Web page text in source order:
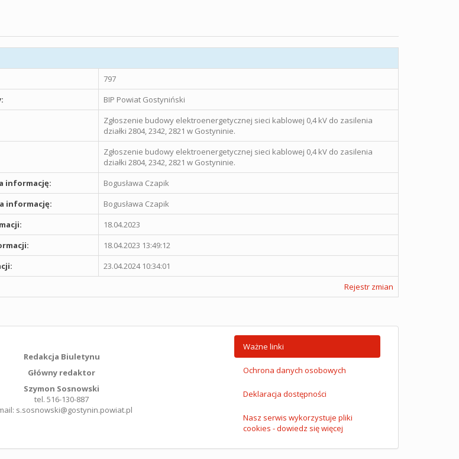
797
BIP Powiat Gostyniński
Zgłoszenie budowy elektroenergetycznej sieci kablowej 0,4 kV do zasilenia
działki 2804, 2342, 2821 w Gostyninie.
Zgłoszenie budowy elektroenergetycznej sieci kablowej 0,4 kV do zasilenia
działki 2804, 2342, 2821 w Gostyninie.
informację:
Bogusława Czapik
informację:
Bogusława Czapik
18.04.2023
18.04.2023 13:49:12
23.04.2024 10:34:01
Rejestr zmian
Redakcja Biuletynu
Główny redaktor
Szymon Sosnowski
tel. 516-130-887
s.sosnowski@gostynin.powiat.pl
Ważne linki
Ochrona danych osobowych
Deklaracja dostępności
Nasz serwis wykorzystuje pliki
cookies - dowiedz się więcej